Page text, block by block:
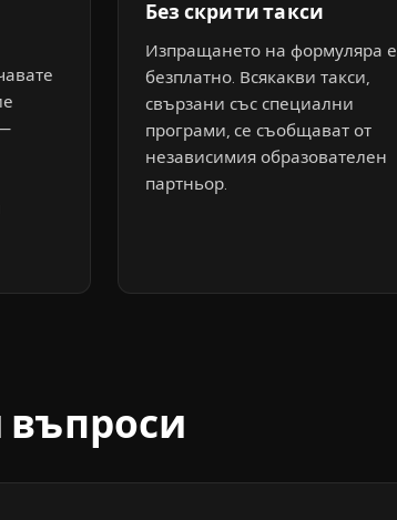
Без скрити такси
Изпращането на формуляра е
безплатно. Всякакви такси,
свързани със специални
програми, се съобщават от
независимия образователен
партньор.
въпроси